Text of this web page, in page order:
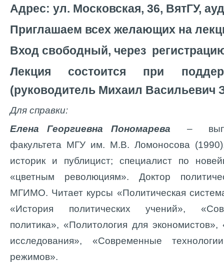
Адрес: ул. Московская, 36, ВятГУ,
Приглашаем всех желающих на
Вход свободный, через
Лекция состоится при
(руководитель Михаил Васильевич
Для справки:
Елена Георгиевна Пономарева
–
факультета МГУ им. М.В. Ломоносова
историк и публицист; специалист по
«цветным революциям». Доктор
МГИМО. Читает курсы «Политическая
«История политических учений»,
политика», «Политология для
исследования», «Современные
режимов».